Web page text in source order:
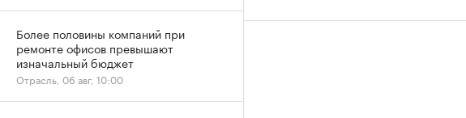
Более половины компаний при
ремонте офисов превышают
изначальный бюджет
Отрасль, 06 авг, 10:00